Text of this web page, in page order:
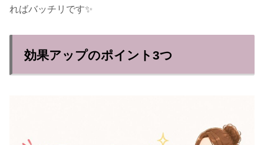
ればバッチリです✨
効果アップのポイント3つ